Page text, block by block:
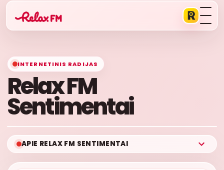
INTERNETINIS RADIJAS
Relax FM
Sentimentai
APIE RELAX FM SENTIMENTAI